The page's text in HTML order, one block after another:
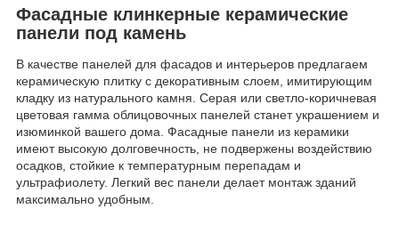
Фасадные клинкерные керамические
панели под камень
В качестве панелей для фасадов и интерьеров предлагаем
керамическую плитку с декоративным слоем, имитирующим
кладку из натурального камня. Серая или светло-коричневая
цветовая гамма облицовочных панелей станет украшением и
изюминкой вашего дома. Фасадные панели из керамики
имеют высокую долговечность, не подвержены воздействию
осадков, стойкие к температурным перепадам и
ультрафиолету. Легкий вес панели делает монтаж зданий
максимально удобным.